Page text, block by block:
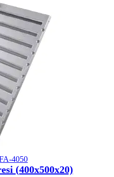
4050
(400x500x20)